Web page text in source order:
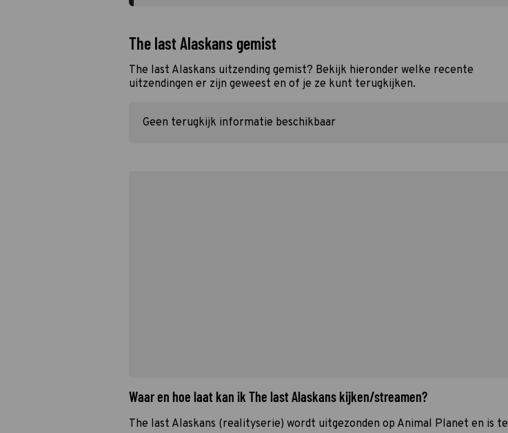
The last Alaskans gemist
The last Alaskans uitzending gemist? Bekijk hieronder welke recente
uitzendingen er zijn geweest en of je ze kunt terugkijken.
Geen terugkijk informatie beschikbaar
Waar en hoe laat kan ik The last Alaskans kijken/streamen?
The last Alaskans (realityserie) wordt uitgezonden op Animal Planet en is te